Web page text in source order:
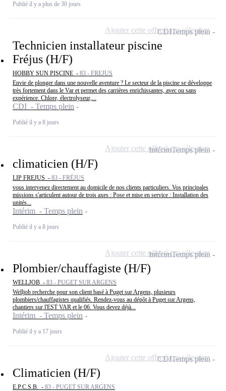
Publié il y a plus de 30 jours
Technicien installateur piscine
Fréjus (H/F)
HOBBY SUN PISCINE - 83 - FREJUS
Envie de plonger dans une nouvelle aventure ? Le secteur de la piscine se développe
très fortement dans le Var et permet des carrières enrichissantes, avec ou sans
expérience. Chlore, électrolyseur,...
CDI - Temps plein
Publié il y a 8 jours
CDITemps plein
Ajouter cette offre à ma sélection
climaticien (H/F)
LIP FREJUS - 83 - FRÉJUS
vous intervenez directement au domicile de nos clients particuliers. Vos principales
missions s'articulent autour de trois axes : Pose et mise en service : Installation des
unités...
Intérim - Temps plein
Publié il y a 8 jours
IntérimTemps plein
Ajouter cette offre à ma sélection
Plombier/chauffagiste (H/F)
WELLJOB - 83 - PUGET SUR ARGENS
Welljob recherche pour son client basé à Puget sur Argens, plusieurs
plombiers/chauffagistes qualifiés. Rendez-vous au dépôt à Puget sur Argens,
chantiers sur l'EST VAR et le 06. Vous devez déjà...
Intérim - Temps plein
Publié il y a 17 jours
IntérimTemps plein
Ajouter cette offre à ma sélection
Climaticien (H/F)
E.P.C.S.B. - 83 - PUGET SUR ARGENS
CDITemps plein
Ajouter cette offre à ma sélection